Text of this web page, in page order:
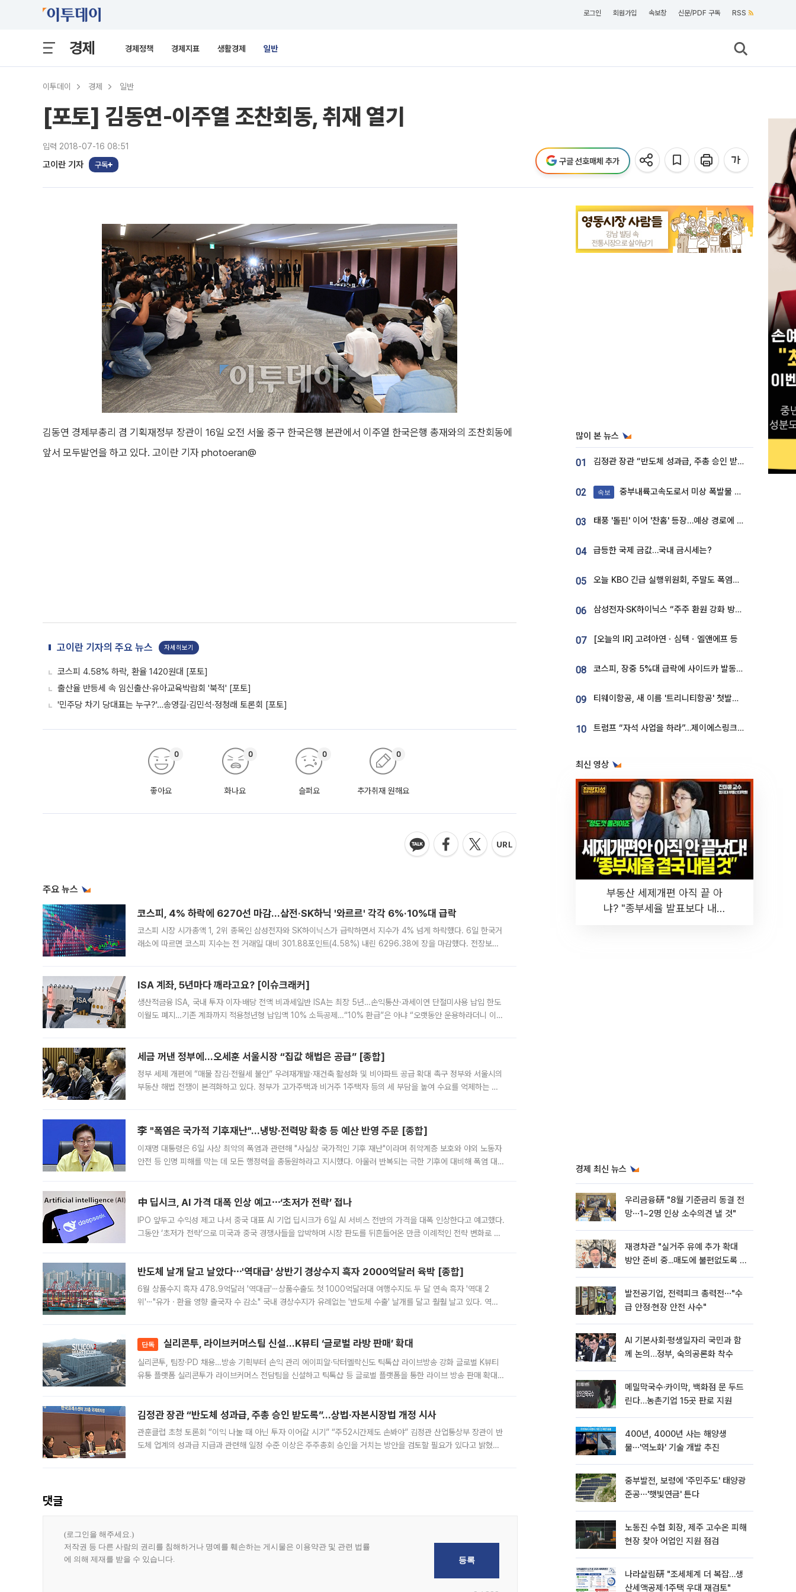
로그인 회원가입 속보창 신문/PDF 구독 RSS
경제 경제정책 경제지표 생활경제 일반
이투데이 경제 일반
[포토] 김동연-이주열 조찬회동, 취재 열기
입력 2018-07-16 08:51
고이란 기자 구독 구글 선호매체 추가
김동연 경제부총리 겸 기획재정부 장관이 16일 오전 서울 중구 한국은행 본관에서 이주열 한국은행 총재와의 조찬회동에
앞서 모두발언을 하고 있다. 고이란 기자 photoeran@
고이란 기자의 주요 뉴스 자세히보기
코스피 4.58% 하락, 환율 1420원대 [포토]
출산율 반등세 속 임신출산·유아교육박람회 '북적' [포토]
'민주당 차기 당대표는 누구?'…송영길·김민석·정청래 토론회 [포토]
좋아요
0
화나요
0
슬퍼요
0
추가취재 원해요
0
주요 뉴스
코스피, 4% 하락에 6270선 마감…삼전·SK하닉 '와르르' 각각 6%·10%대 급락
코스피 시장 시가총액 1, 2위 종목인 삼성전자와 SK하이닉스가 급락하면서 지수가 4% 넘게 하락했다. 6일 한국거
래소에 따르면 코스피 지수는 전 거래일 대비 301.88포인트(4.58%) 내린 6296.38에 장을 마감했다. 전장보다
ISA 계좌, 5년마다 깨라고요? [이슈크래커]
생산적금융 ISA, 국내 투자 이자·배당 전액 비과세일반 ISA는 최장 5년…손익통산·과세이연 단절미사용 납입 한도
이월도 폐지…기존 계좌까지 적용청년형 납입액 10% 소득공제…“10% 환급”은 아냐 “오랫동안 운용하라더니 이제
세금 꺼낸 정부에…오세훈 서울시장 “집값 해법은 공급” [종합]
정부 세제 개편에 “매물 잠김·전월세 불안” 우려재개발·재건축 활성화 및 비아파트 공급 확대 촉구 정부와 서울시의
부동산 해법 전쟁이 본격화하고 있다. 정부가 고가주택과 비거주 1주택자 등의 세 부담을 높여 수요를 억제하는 카
李 "폭염은 국가적 기후재난"…냉방·전력망 확충 등 예산 반영 주문 [종합]
이재명 대통령은 6일 사상 최악의 폭염과 관련해 "사실상 국가적인 기후 재난"이라며 취약계층 보호와 야외 노동자
안전 등 인명 피해를 막는 데 모든 행정력을 총동원하라고 지시했다. 아울러 반복되는 극한 기후에 대비해 폭염 대응
中 딥시크, AI 가격 대폭 인상 예고⋯‘초저가 전략’ 접나
IPO 앞두고 수익성 제고 나서 중국 대표 AI 기업 딥시크가 6일 AI 서비스 전반의 가격을 대폭 인상한다고 예고했다.
그동안 ‘초저가 전략’으로 미국과 중국 경쟁사들을 압박하며 시장 판도를 뒤흔들어온 만큼 이례적인 전략 변화로 평
반도체 날개 달고 날았다⋯'역대급' 상반기 경상수지 흑자 2000억달러 육박 [종합]
6월 상품수지 흑자 478.9억달러 '역대급'⋯상품수출도 첫 1000억달러대 여행수지도 두 달 연속 흑자 '역대 2
위'⋯"유가ㆍ환율 영향 출국자 수 감소" 국내 경상수지가 유례없는 '반도체 수출' 날개를 달고 훨훨 날고 있다. 역대
단독 실리콘투, 라이브커머스팀 신설…K뷰티 ‘글로벌 라방 판매’ 확대
실리콘투, 팀장·PD 채용…방송 기획부터 손익 관리 에이피알·닥터멜락신도 틱톡샵 라이브방송 강화 글로벌 K뷰티
유통 플랫폼 실리콘투가 라이브커머스 전담팀을 신설하고 틱톡샵 등 글로벌 플랫폼을 통한 라이브 방송 판매 확대에
김정관 장관 “반도체 성과급, 주총 승인 받도록”…상법·자본시장법 개정 시사
관훈클럽 초청 토론회 “이익 나눌 때 아닌 투자 이어갈 시기” “주52시간제도 손봐야” 김정관 산업통상부 장관이 반
도체 업계의 성과급 지급과 관련해 일정 수준 이상은 주주총회 승인을 거치는 방안을 검토할 필요가 있다고 밝혔다.
댓글
많이 본 뉴스
01 김정관 장관 “반도체 성과급, 주총 승인 받도록”…상법·자본시장법 개정 시사
02 속보 중부내륙고속도로서 미상 폭발물 발견
03 태풍 '돌핀' 이어 '찬홈' 등장…예상 경로에 한국 '한숨'
04 급등한 국제 금값…국내 금시세는?
05 오늘 KBO 긴급 실행위원회, 주말도 폭염취소 될까
06 삼성전자·SK하이닉스 “주주 환원 강화 방안 마련”
07 [오늘의 IR] 고려아연ㆍ심텍ㆍ엘앤에프 등
08 코스피, 장중 5%대 급락에 사이드카 발동…삼성·SK 동반 폭락
09 티웨이항공, 새 이름 '트리니티항공' 첫발…SSC 전략 본격화
10 트럼프 “자석 사업을 하라”…제이에스링크, 비중국 영구자석 공급망 구축 속도
최신 영상
부동산 세제개편 아직 끝 아
냐? "종부세율 발표보다 내릴
경제 최신 뉴스
우리금융硏 "8월 기준금리 동결 전
망⋯1~2명 인상 소수의견 낼 것"
재경차관 "실거주 유예 추가 확대
방안 준비 중...매도에 불편없도록 노
발전공기업, 전력피크 총력전⋯"수
급 안정·현장 안전 사수"
AI 기본사회·평생일자리 국민과 함
께 논의…정부, 숙의공론화 착수
메밀막국수·카이막, 백화점 문 두드
린다…농촌기업 15곳 판로 지원
400년, 4000년 사는 해양생
물⋯'역노화' 기술 개발 추진
중부발전, 보령에 '주민주도' 태양광
준공⋯'햇빛연금' 튼다
노동진 수협 회장, 제주 고수온 피해
현장 찾아 어업인 지원 점검
나라살림硏 "조세체계 더 복잡…생
산세액공제·1주택 우대 재검토"